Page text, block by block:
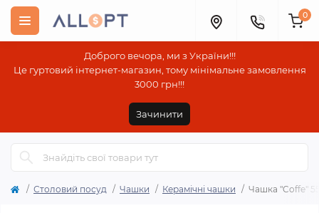
Доброго вечора, ми з України!!!
Це гуртовий інтернет-магазин, тому мінімальне замовлення
3000 грн!!!
Зачинити
0
Столовий посуд Чашки Керамічні чашки Чашка "Coffe"